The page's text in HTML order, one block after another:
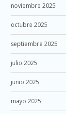
noviembre 2025
octubre 2025
septiembre 2025
julio 2025
junio 2025
mayo 2025